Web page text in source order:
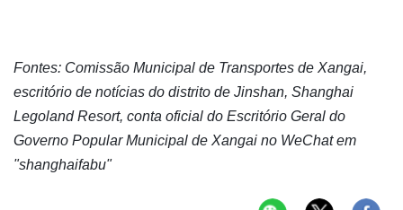
Fontes: Comissão Municipal de Transportes de Xangai,
escritório de notícias do distrito de Jinshan, Shanghai
Legoland Resort, conta oficial do Escritório Geral do
Governo Popular Municipal de Xangai no WeChat em
"shanghaifabu"